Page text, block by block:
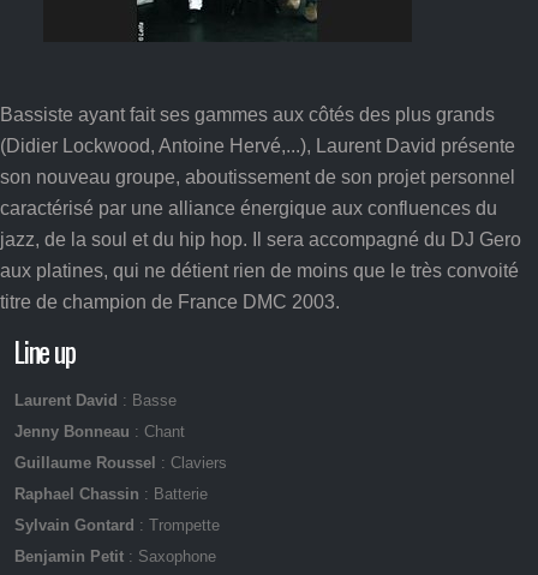
Bassiste ayant fait ses gammes aux côtés des plus grands
(Didier Lockwood, Antoine Hervé,...), Laurent David présente
son nouveau groupe, aboutissement de son projet personnel
caractérisé par une alliance énergique aux confluences du
jazz, de la soul et du hip hop. Il sera accompagné du DJ Gero
aux platines, qui ne détient rien de moins que le très convoité
titre de champion de France DMC 2003.
Line up
Laurent David : Basse
Jenny Bonneau : Chant
Guillaume Roussel : Claviers
Raphael Chassin : Batterie
Sylvain Gontard : Trompette
Benjamin Petit : Saxophone